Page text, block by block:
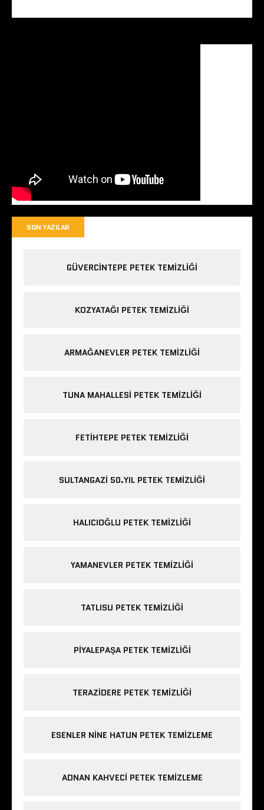
SON YAZILAR
GÜVERCINTEPE PETEK TEMIZLIĞI
KOZYATAĞI PETEK TEMIZLIĞI
ARMAĞANEVLER PETEK TEMIZLIĞI
TUNA MAHALLESI PETEK TEMIZLIĞI
FETIHTEPE PETEK TEMIZLIĞI
SULTANGAZI 50.YIL PETEK TEMIZLIĞI
HALICIOĞLU PETEK TEMIZLIĞI
YAMANEVLER PETEK TEMIZLIĞI
TATLISU PETEK TEMIZLIĞI
PIYALEPAŞA PETEK TEMIZLIĞI
TERAZIDERE PETEK TEMIZLIĞI
ESENLER NINE HATUN PETEK TEMIZLEME
ADNAN KAHVECI PETEK TEMIZLEME